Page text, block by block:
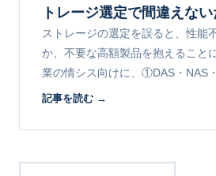
トレージ選定で間違えな
ストレージの選定を誤ると、性能
か、不要な高額製品を抱えること
業の情シス向けに、①DAS・NAS
用途の違い ②実務目線でのNASと
記事を読む →